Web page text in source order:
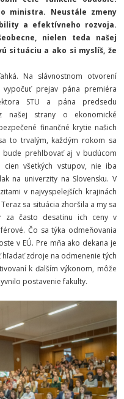
ministra. Neustále zmeny
a efektívneho rozvoja.
nielen teda našej
situáciu a ako si myslíš, že
Na slávnostnom otvorení
prejav pána premiéra
STU a pána predsedu
našej strany o ekonomické
finančné krytie našich
to trvalým, každým rokom sa
bude prehlbovať aj v budúcom
všetkých vstupov, nie iba
na univerzity na Slovensku. V
v najvyspelejších krajinách
sa situácia zhoršila a my sa
za často desatinu ich ceny v
Čo sa týka odmeňovania
v EÚ. Pre mňa ako dekana je
zdroje na odmenenie tých
k ďalším výkonom, môže
postavenie fakulty.